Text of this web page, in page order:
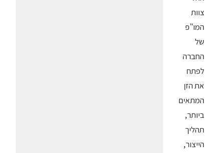
צוות
המו"פ
של
החברה
לפתח
את הזן
המתאים
ביותר,
תהליך
הייצור,